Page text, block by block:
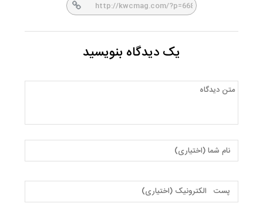
یک دیدگاه بنویسید